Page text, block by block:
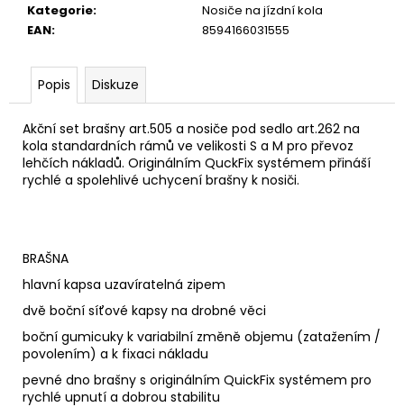
Kategorie:
Nosiče na jízdní kola
EAN: 8594166031555
Popis Diskuze
Akční set brašny art.505 a nosiče pod sedlo art.262 na
kola standardních rámů ve velikosti S a M pro převoz
lehčích nákladů. Originálním QuckFix systémem přináší
rychlé a spolehlivé uchycení brašny k nosiči.
BRAŠNA
hlavní kapsa uzavíratelná zipem
dvě boční síťové kapsy na drobné věci
boční gumicuky k variabilní změně objemu (zatažením /
povolením) a k fixaci nákladu
pevné dno brašny s originálním QuickFix systémem pro
rychlé upnutí a dobrou stabilitu
u